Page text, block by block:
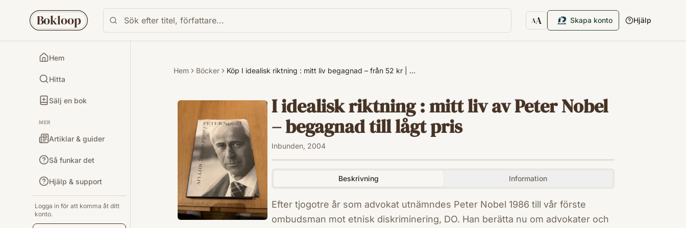
Bokloop AA
Textstorlek
Skapa konto Hjälp
Hem
Hitta
Sälj en bok
MER
Artiklar & guider
Så funkar det
Hjälp & support
Logga in för att komma åt ditt
konto.
Hem Böcker Köp I idealisk riktning : mitt liv begagnad – från 52 kr | …
I idealisk riktning : mitt liv av Peter Nobel
– begagnad till lågt pris
Inbunden, 2004
Beskrivning Information
Efter tjogotre år som advokat utnämndes Peter Nobel 1986 till vår förste
ombudsman mot etnisk diskriminering, DO. Han berätta nu om advokater och